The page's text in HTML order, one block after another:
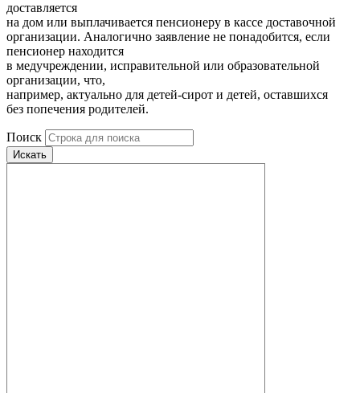
доставляется
на дом или выплачивается пенсионеру в кассе доставочной
организации. Аналогично заявление не понадобится, если
пенсионер находится
в медучреждении, исправительной или образовательной
организации, что,
например, актуально для детей-сирот и детей, оставшихся
без попечения родителей.
Поиск
Искать